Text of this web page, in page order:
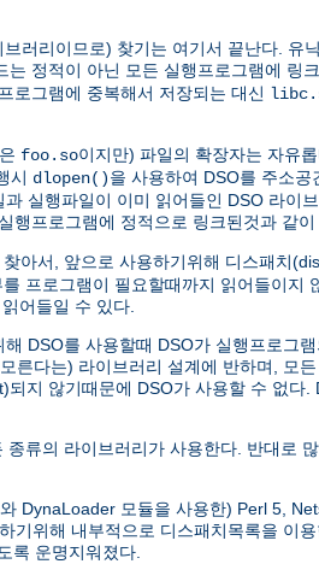
러리이므로) 찾기는 여기서 끝난다. 유
는 정적이 아닌 모든 실행프로그램에 링
로그램에 중복해서 저장되는 대신
foo.so이지만) 파일의 확장자는 자유
시 dlopen()을 사용하여 DSO를 주소
실행파일이 이미 읽어들인 DSO 라이
프로그램에 정적으로 링크된것과 같
아서, 앞으로 사용하기위해 디스패치
프로그램이 필요할때까지 읽어들이지
어들일 수 있다.
DSO를 사용할때 DSO가 실행프로그
른다는) 라이브러리 설계에 반하며, 모
지 않기때문에 DSO가 사용할 수 없다.
류의 라이브러리가 사용한다. 반대로
DynaLoader 모듈을 사용한) Perl 5,
위해 내부적으로 디스패치목록을 이
록 운명지워졌다.